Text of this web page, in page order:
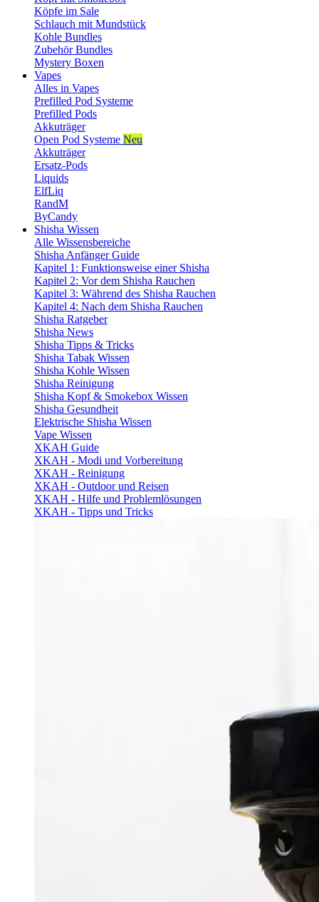
Köpfe im Sale
Schlauch mit Mundstück
Kohle Bundles
Zubehör Bundles
Mystery Boxen
Vapes
Alles in Vapes
Prefilled Pod Systeme
Prefilled Pods
Akkuträger
Open Pod Systeme Neu
Akkuträger
Ersatz-Pods
Liquids
ElfLiq
RandM
ByCandy
Shisha Wissen
Alle Wissensbereiche
Shisha Anfänger Guide
Kapitel 1: Funktionsweise einer Shisha
Kapitel 2: Vor dem Shisha Rauchen
Kapitel 3: Während des Shisha Rauchen
Kapitel 4: Nach dem Shisha Rauchen
Shisha Ratgeber
Shisha News
Shisha Tipps & Tricks
Shisha Tabak Wissen
Shisha Kohle Wissen
Shisha Reinigung
Shisha Kopf & Smokebox Wissen
Shisha Gesundheit
Elektrische Shisha Wissen
Vape Wissen
XKAH Guide
XKAH - Modi und Vorbereitung
XKAH - Reinigung
XKAH - Outdoor und Reisen
XKAH - Hilfe und Problemlösungen
XKAH - Tipps und Tricks